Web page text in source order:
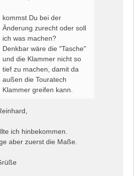
kommst Du bei der
Änderung zurecht oder soll
ich was machen?
Denkbar wäre die "Tasche"
und die Klammer nicht so
tief zu machen, damit da
außen die Touratech
Klammer greifen kann.
ich hinbekommen.
aber zuerst die Maße.